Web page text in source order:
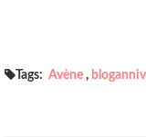
Tags: Avène ,